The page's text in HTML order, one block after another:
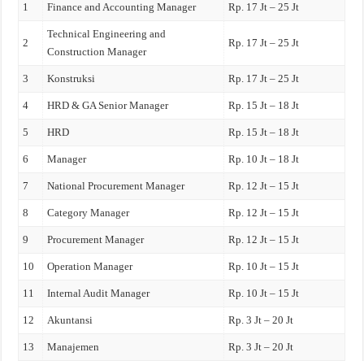
1 Finance and Accounting Manager Rp. 17 Jt – 25 Jt
2
Technical Engineering and
Construction Manager
Rp. 17 Jt – 25 Jt
3 Konstruksi Rp. 17 Jt – 25 Jt
4 HRD & GA Senior Manager Rp. 15 Jt – 18 Jt
5 HRD Rp. 15 Jt – 18 Jt
6 Manager Rp. 10 Jt – 18 Jt
7 National Procurement Manager Rp. 12 Jt – 15 Jt
8 Category Manager Rp. 12 Jt – 15 Jt
9 Procurement Manager Rp. 12 Jt – 15 Jt
10 Operation Manager Rp. 10 Jt – 15 Jt
11 Internal Audit Manager Rp. 10 Jt – 15 Jt
12 Akuntansi Rp. 3 Jt – 20 Jt
13 Manajemen Rp. 3 Jt – 20 Jt